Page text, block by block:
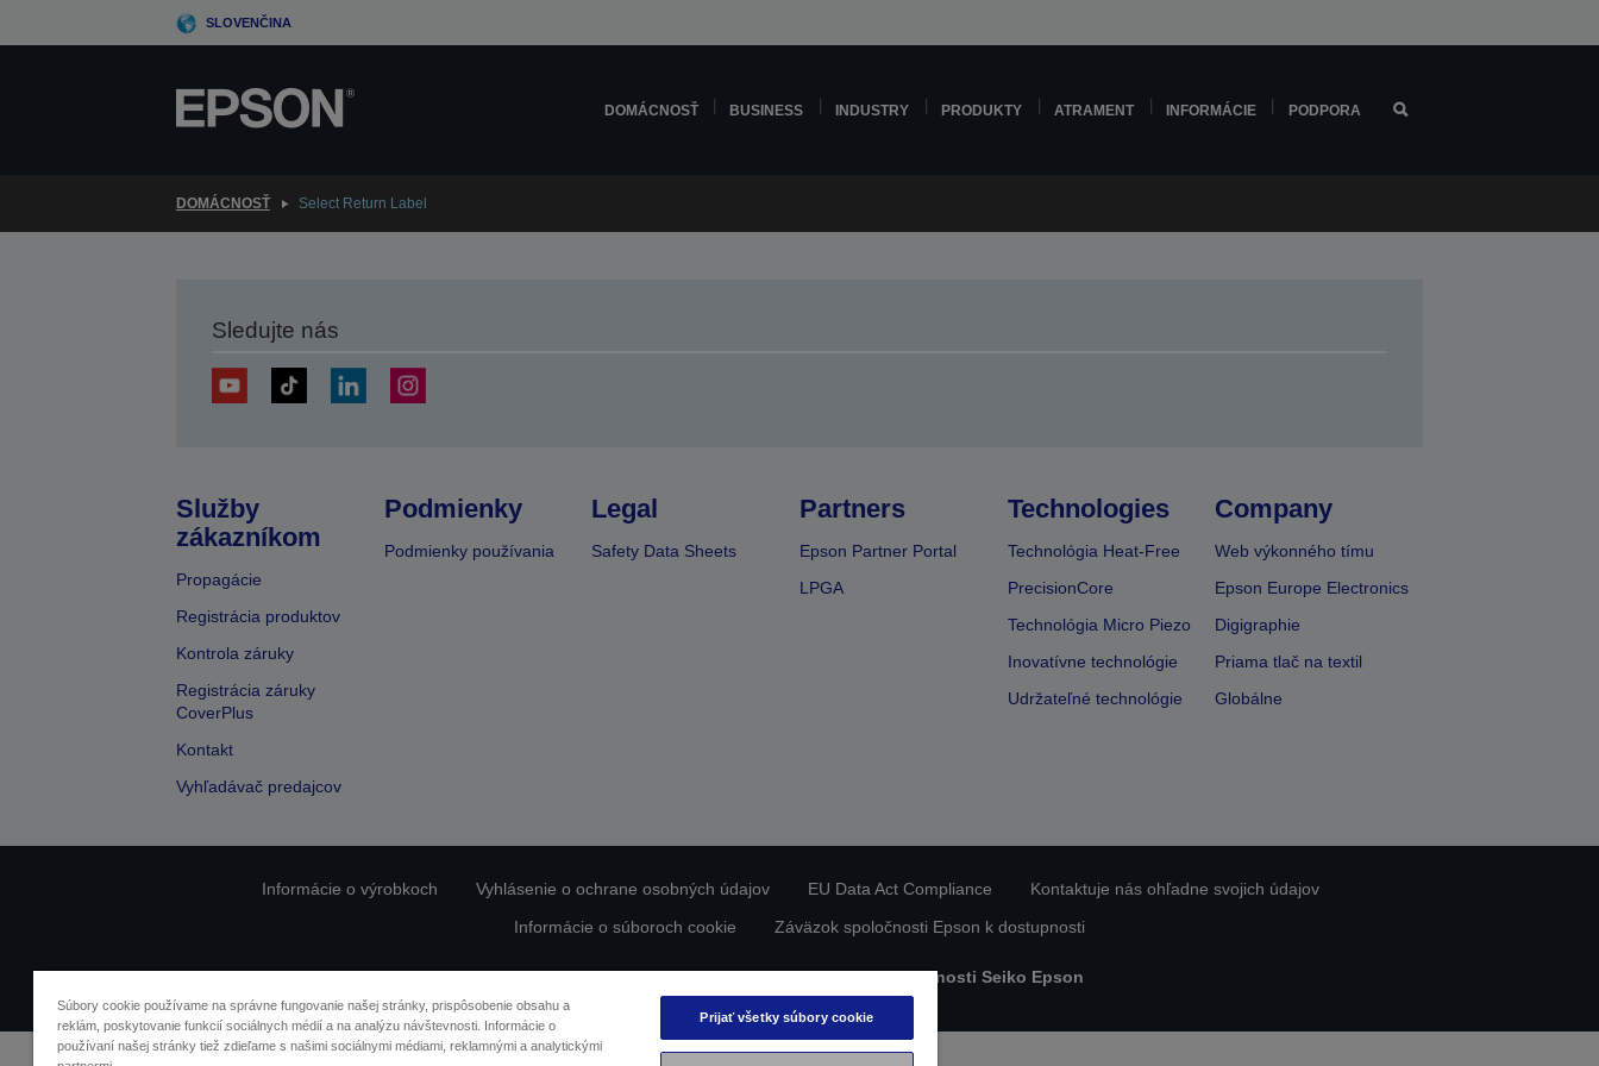
to
SLOVENČINA
DOMÁCNOSŤ BUSINESS INDUSTRY PRODUKTY ATRAMENT INFORMÁCIE PODPORA
DOMÁCNOSŤ Select Return Label
Sledujte nás
Služby
zákazníkom
Propagácie
Registrácia produktov
Kontrola záruky
Registrácia záruky
CoverPlus
Kontakt
Vyhľadávač predajcov
Podmienky
Podmienky používania
Legal
Safety Data Sheets
Partners
Epson Partner Portal
LPGA
Technologies
Technológia Heat-Free
PrecisionCore
Technológia Micro Piezo
Inovatívne technológie
Udržateľné technológie
Company
Web výkonného tímu
Epson Europe Electronics
Digigraphie
Priama tlač na textil
Globálne
Informácie o výrobkoch Vyhlásenie o ochrane osobných údajov EU Data Act Compliance
Kontaktuje nás ohľadne svojich údajov
Informácie o súboroch cookie
Záväzok spoločnosti Epson k dostupnosti
Obsah chránený autorskými právami © 2026 spoločnosti Seiko Epson
Súbory cookie používame na správne fungovanie našej stránky, prispôsobenie obsahu a
reklám, poskytovanie funkcií sociálnych médií a na analýzu návštevnosti. Informácie o
používaní našej stránky tiež zdieľame s našimi sociálnymi médiami, reklamnými a analytickými
Prijať všetky súbory cookie